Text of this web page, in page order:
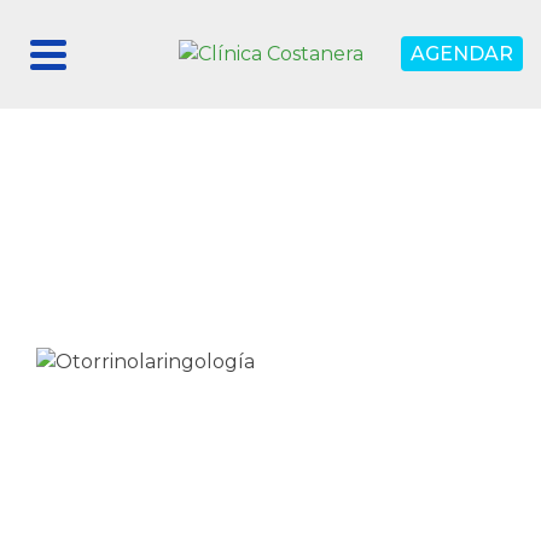
AGENDAR